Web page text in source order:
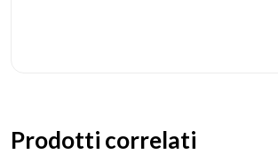
Prodotti correlati